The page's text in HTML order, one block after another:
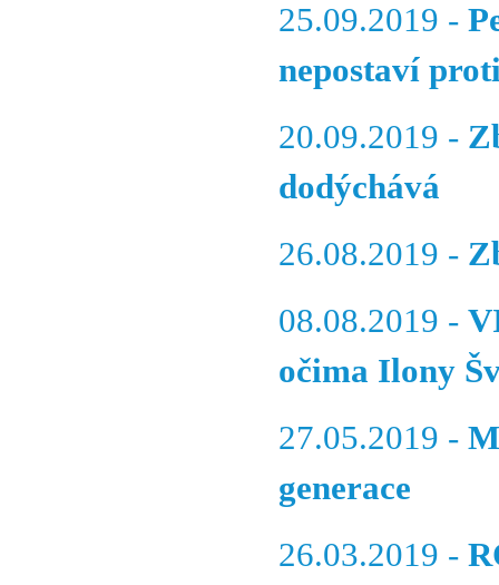
25.09.2019 -
nepostaví
20.09.2019 -
dodýchává
26.08.2019 -
08.08.2019 -
očima Ilony
27.05.2019 -
generace
26.03.2019 -